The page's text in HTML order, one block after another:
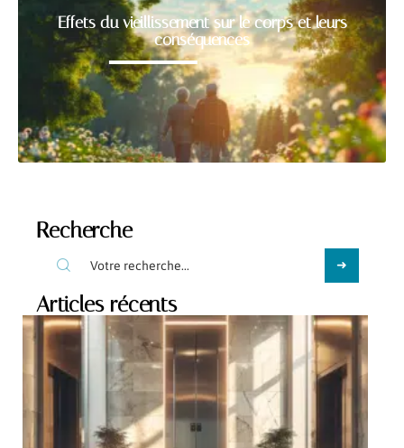
Effets du vieillissement sur le corps et leurs
conséquences
Recherche
Articles récents